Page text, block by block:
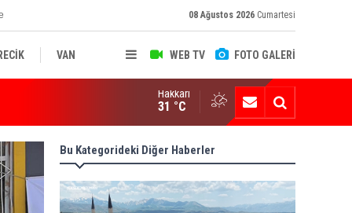
08 Ağustos 2026 Cumartesi
WEB TV FOTO GALERİ
VAN
Sanayi Geleceği Masaya Yatırıldı
Hakkari
31 °C
Bu Kategorideki Diğer Haberler